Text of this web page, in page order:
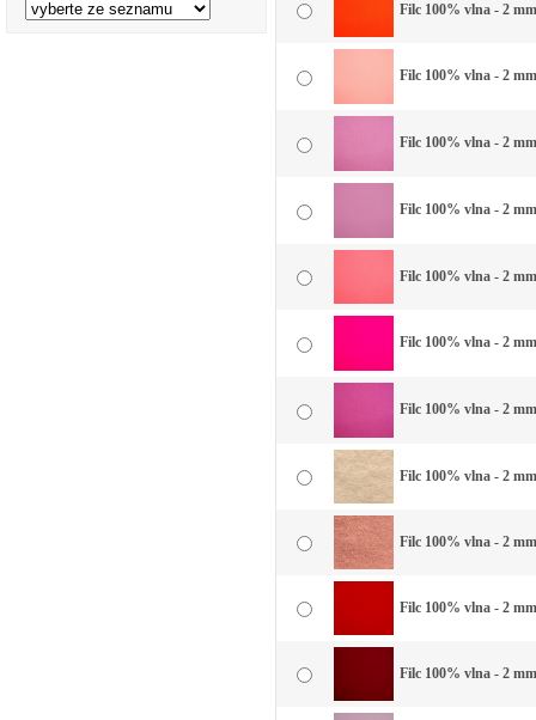
Filc 100% vlna - 2
Filc 100% vlna - 2
Filc 100% vlna - 2
Filc 100% vlna - 2
Filc 100% vlna - 2
Filc 100% vlna - 2
Filc 100% vlna - 2
Filc 100% vlna - 2
Filc 100% vlna - 2
Filc 100% vlna - 2
Filc 100% vlna - 2